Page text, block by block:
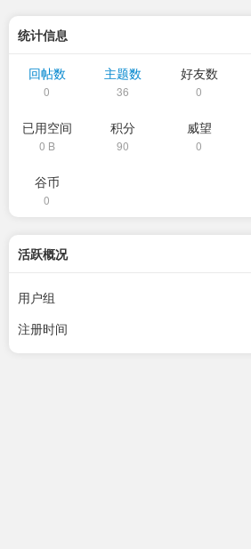
统计信息
回帖数
0
主题数
36
好友数
0
已用空间
0 B
积分
90
威望
0
谷币
0
活跃概况
用户组
注册时间